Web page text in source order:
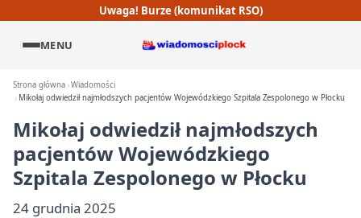
Uwaga! Burze (komunikat RSO)
MENU
Strona główna Wiadomości
Mikołaj odwiedził najmłodszych pacjentów Wojewódzkiego Szpitala Zespolonego w Płocku
Mikołaj odwiedził najmłodszych
pacjentów Wojewódzkiego
Szpitala Zespolonego w Płocku
24 grudnia 2025